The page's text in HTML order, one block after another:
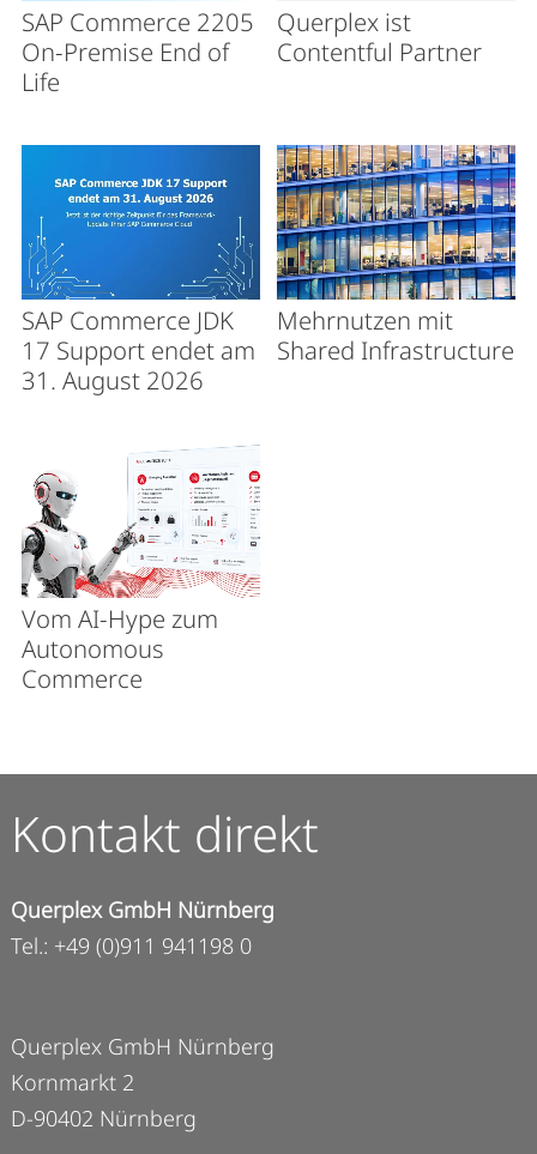
SAP Commerce 2205
On-Premise End of
Life
Querplex ist
Contentful Partner
SAP Commerce JDK
17 Support endet am
31. August 2026
Mehrnutzen mit
Shared Infrastructure
Vom AI-Hype zum
Autonomous
Commerce
Kontakt direkt
Querplex GmbH Nürnberg
Tel.: +49 (0)911 941198 0
Querplex GmbH Nürnberg
Kornmarkt 2
D-90402 Nürnberg